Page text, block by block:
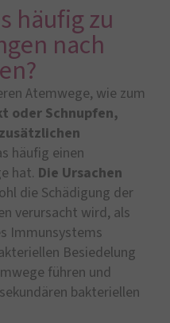
häufig zu
nach
Atemwege, wie zum
oder Schnupfen,
häufig einen
hat. Die Ursachen
die Schädigung der
verursacht wird, als
Immunsystems
Besiedelung
führen und
bakteriellen